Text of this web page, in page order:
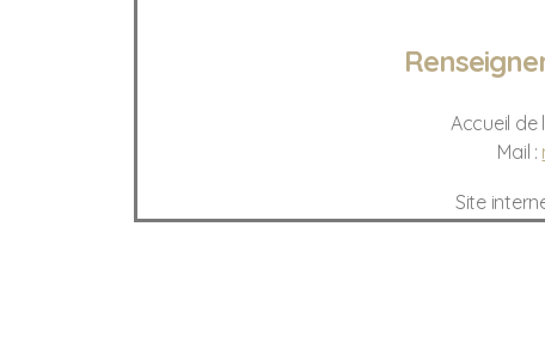
Accueil de
Mail :
Site